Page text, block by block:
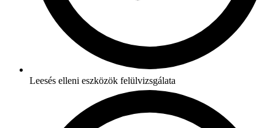
Leesés elleni eszközök felülvizsgálata